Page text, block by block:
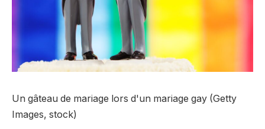
Un gâteau de mariage lors d'un mariage gay (Getty
Images, stock)